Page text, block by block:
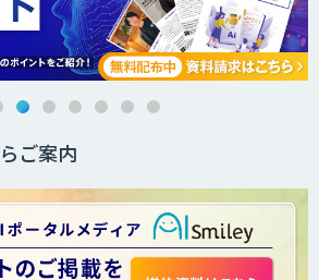
法人向けAIエージェント「OfficeAI社
員」
2層ナレッジ×AIで顧客コミュニケーシ
＜Dify活用＞AIエージェントDRIVE
ご案内